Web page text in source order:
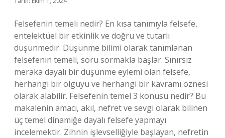
Felsefenin temeli nedir? En kısa tanımıyla felsefe,
entelektüel bir etkinlik ve doğru ve tutarlı
düşünmedir. Düşünme bilimi olarak tanımlanan
felsefenin temeli, soru sormakla başlar. Sınırsız
meraka dayalı bir düşünme eylemi olan felsefe,
herhangi bir olguyu ve herhangi bir kavramı öznesi
olarak alabilir. Felsefenin temel 3 konusu nedir? Bu
makalenin amacı, akıl, nefret ve sevgi olarak bilinen
üç temel dinamiğe dayalı felsefe yapmayı
incelemektir. Zihnin işlevselliğiyle başlayan, nefretin